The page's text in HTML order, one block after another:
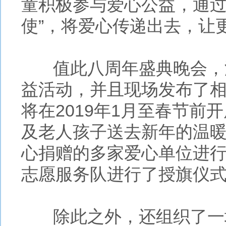
童积极参与爱心公益，通
使”，将爱心传递出去，让
值此八周年盛典晚会，
益活动，并且现场发布了
将在2019年1月至春节前
及老人孩子送去新年的温
心捐赠的多家爱心单位进
志愿服务队进行了授旗仪
除此之外，还组织了一